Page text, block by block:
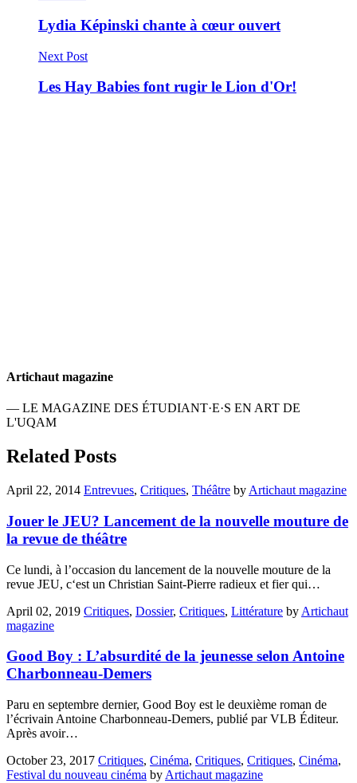
Lydia Képinski chante à cœur ouvert
Next Post
Les Hay Babies font rugir le Lion d'Or!
Artichaut magazine
— LE MAGAZINE DES ÉTUDIANT·E·S EN ART DE
L'UQAM
Related Posts
April 22, 2014 Entrevues, Critiques, Théâtre by Artichaut magazine
Jouer le JEU? Lancement de la nouvelle mouture de
la revue de théâtre
Ce lundi, à l’occasion du lancement de la nouvelle mouture de la
revue JEU, c‘est un Christian Saint-Pierre radieux et fier qui…
April 02, 2019 Critiques, Dossier, Critiques, Littérature by Artichaut
magazine
Good Boy : L’absurdité de la jeunesse selon Antoine
Charbonneau-Demers
Paru en septembre dernier, Good Boy est le deuxième roman de
l’écrivain Antoine Charbonneau-Demers, publié par VLB Éditeur.
Après avoir…
October 23, 2017 Critiques, Cinéma, Critiques, Critiques, Cinéma,
Festival du nouveau cinéma by Artichaut magazine